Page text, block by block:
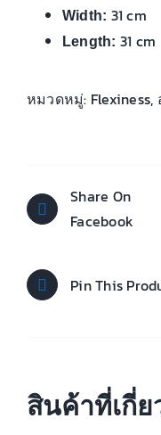
Width: 31 cm
Length: 31 cm
หมวดหมู่: Flexiness,
Share On
Facebook
Pin This
สินค้าที่เกี่ย